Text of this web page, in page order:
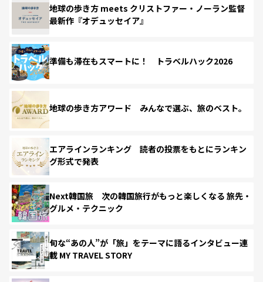
地球の歩き方 meets クリストファー・ノーラン監督
最新作『オデュッセイア』
準備も滞在もスマートに！ トラベルハック2026
地球の歩き方アワード みんなで選ぶ、旅のベスト。
エアラインランキング 読者の投票をもとにランキン
グ形式で発表
Next韓国旅 次の韓国旅行がもっと楽しくなる 旅先・
グルメ・テクニック
旬な“あの人”が「旅」をテーマに語るインタビュー連
載 MY TRAVEL STORY